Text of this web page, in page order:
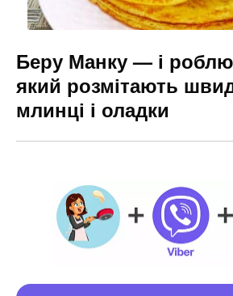
Беру Манку — і
який розмітають
млинці і оладки